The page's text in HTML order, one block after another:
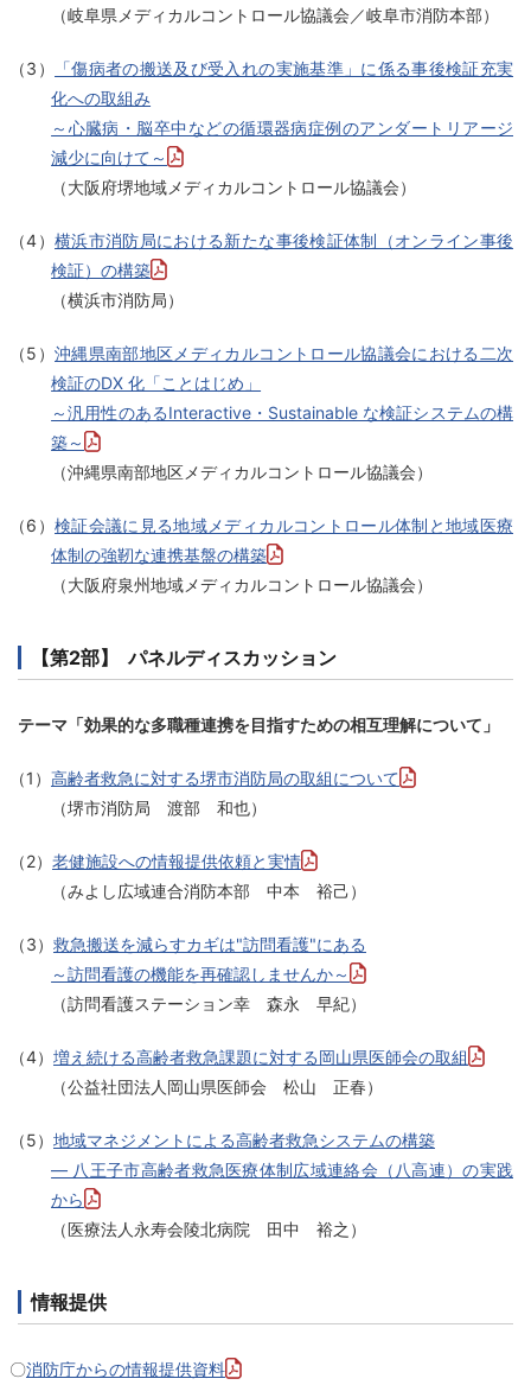
（岐阜県メディカルコントロール協議会／岐阜市消防本部）
（3）
「傷病者の搬送及び受入れの実施基準」に係る事後検証充実
化への取組み
～心臓病・脳卒中などの循環器病症例のアンダートリアージ
減少に向けて～
（大阪府堺地域メディカルコントロール協議会）
（4）横浜市消防局における新たな事後検証体制（オンライン事後
検証）の構築
（横浜市消防局）
（5）沖縄県南部地区メディカルコントロール協議会における二次
検証のDX 化「ことはじめ」
～汎用性のあるInteractive・Sustainable な検証システムの構
築～
（沖縄県南部地区メディカルコントロール協議会）
（6）検証会議に見る地域メディカルコントロール体制と地域医療
体制の強靭な連携基盤の構築
（大阪府泉州地域メディカルコントロール協議会）
【第2部】 パネルディスカッション
テーマ「効果的な多職種連携を目指すための相互理解について」
（1） 高齢者救急に対する堺市消防局の取組について
（堺市消防局 渡部 和也）
（2） 老健施設への情報提供依頼と実情
（みよし広域連合消防本部 中本 裕己）
（3） 救急搬送を減らすカギは"訪問看護"にある
～訪問看護の機能を再確認しませんか～
（訪問看護ステーション幸 森永 早紀）
（4） 増え続ける高齢者救急課題に対する岡山県医師会の取組
（公益社団法人岡山県医師会 松山 正春）
（5） 地域マネジメントによる高齢者救急システムの構築
― 八王子市高齢者救急医療体制広域連絡会（八高連）の実践
から
（医療法人永寿会陵北病院 田中 裕之）
情報提供
〇消防庁からの情報提供資料